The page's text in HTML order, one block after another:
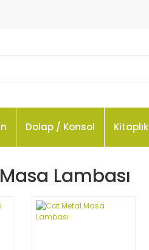
Dolap / Konsol Kitaplık
Lambası